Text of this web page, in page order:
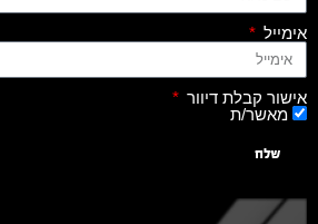
אימייל
אישור קבלת דיוור
מאשר/ת
שלח